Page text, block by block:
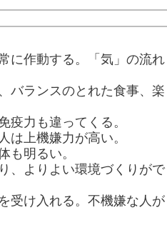
に作動する。「気」の流れ
バランスのとれた食事、楽
疫力も違ってくる。
は上機嫌力が高い。
も明るい。
、よりよい環境づくりがで
受け入れる。 不機嫌な人が